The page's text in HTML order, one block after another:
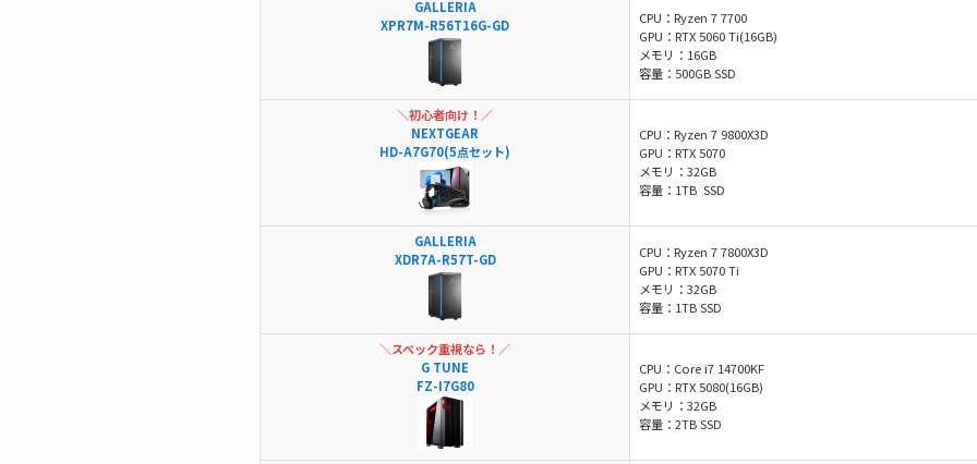
GALLERIA
XPR7M-R56T16G-GD
CPU：Ryzen 7 7700
GPU：RTX 5060 Ti(16GB)
メモリ：16GB
容量：500GB SSD
＼初心者向け！／
NEXTGEAR
HD-A7G70(5点セット)
CPU：Ryzen 7 9800X3D
GPU：RTX 5070
メモリ：32GB
容量：1TB SSD
GALLERIA
XDR7A-R57T-GD
CPU：Ryzen 7 7800X3D
GPU：RTX 5070 Ti
メモリ：32GB
容量：1TB SSD
＼スペック重視なら！／
G TUNE
FZ-I7G80
CPU：Core i7 14700KF
GPU：RTX 5080(16GB)
メモリ：32GB
容量：2TB SSD